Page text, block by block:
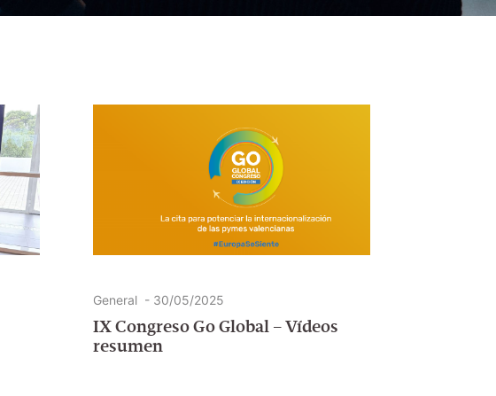
General -30/05/2025
IX Congreso Go Global – Vídeos
resumen